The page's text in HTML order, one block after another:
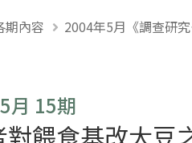
期內容 2004年5月《調查研
月 15期
對餵食基改大豆